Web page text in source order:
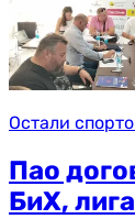
Остали
Пао
БиХ,